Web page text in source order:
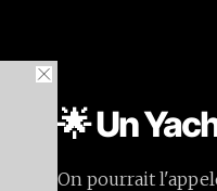
🌟 Un
On pourrait